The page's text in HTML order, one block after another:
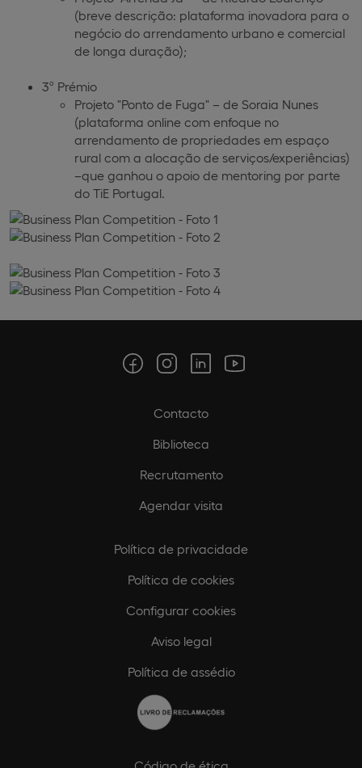
(breve descrição: plataforma inovadora para o
negócio do arrendamento urbano e comercial
de longa duração);
3º Prémio
Projeto "Ponto de Fuga" – de Soraia Nunes
(plataforma online com enfoque no
arrendamento de propriedades em espaço
rural com a alocação de serviços/experiências)
–que ganhou o apoio de mentoring por parte
do TiE Portugal.
Contacto
Biblioteca
Recrutamento
Agendar visita
Política de privacidade
Política de cookies
Configurar cookies
Aviso legal
Política de assédio
Código de ética